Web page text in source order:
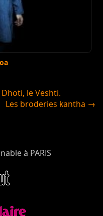
le Veshti.
Les broderies kantha →
à PARIS